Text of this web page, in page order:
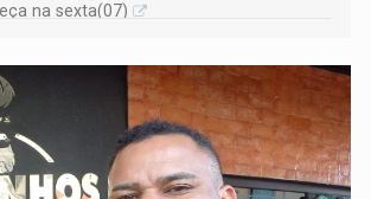
na sexta(07)